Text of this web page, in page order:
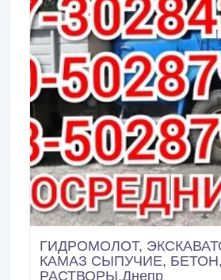
ГИДРОМОЛОТ,
КАМАЗ СЫПУЧИЕ, БЕТОН,
РАСТВОРЫ.Днепр